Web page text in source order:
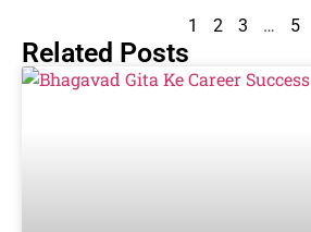
1 2 3 … 5
Related Posts